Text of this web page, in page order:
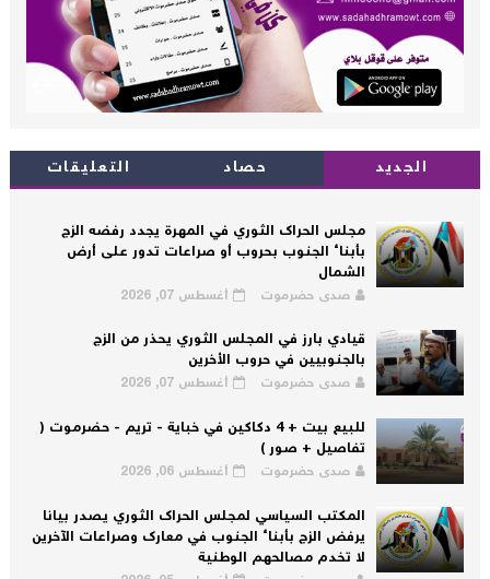
الجديد حصاد التعليقات
مجلس الحراك الثوري في المهرة يجدد رفضه الزج
بأبناء الجنوب بحروب أو صراعات تدور على أرض
الشمال
صدى حضرموت أغسطس 07, 2026
قيادي بارز في المجلس الثوري يحذر من الزج
بالجنوبيين في حروب الأخرين
صدى حضرموت أغسطس 07, 2026
للبيع بيت + 4 دكاكين في خباية - تريم - حضرموت (
تفاصيل + صور )
صدى حضرموت أغسطس 06, 2026
المكتب السياسي لمجلس الحراك الثوري يصدر بيانا
يرفض الزج بأبناء الجنوب في معارك وصراعات الآخرين
لا تخدم مصالحهم الوطنية